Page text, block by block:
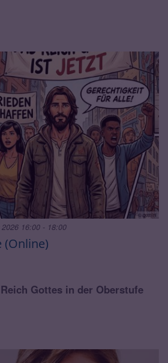
© gemini
(Online)
16:00 - 18:00
Gottes in der Oberstufe